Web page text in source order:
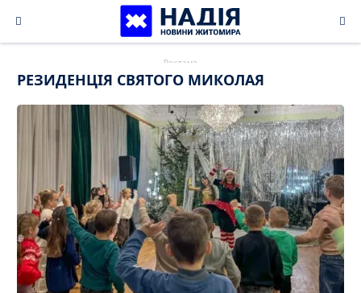
content
РЕЗИДЕНЦІЯ СВЯТОГО МИКОЛАЯ